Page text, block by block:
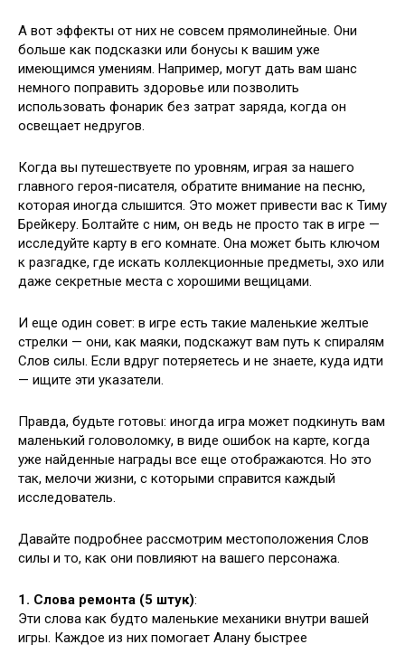
А вот эффекты от них не совсем прямолинейные. Они
больше как подсказки или бонусы к вашим уже
имеющимся умениям. Например, могут дать вам шанс
немного поправить здоровье или позволить
использовать фонарик без затрат заряда, когда он
освещает недругов.
Когда вы путешествуете по уровням, играя за нашего
главного героя-писателя, обратите внимание на песню,
которая иногда слышится. Это может привести вас к Тиму
Брейкеру. Болтайте с ним, он ведь не просто так в игре —
исследуйте карту в его комнате. Она может быть ключом
к разгадке, где искать коллекционные предметы, эхо или
даже секретные места с хорошими вещицами.
И еще один совет: в игре есть такие маленькие желтые
стрелки — они, как маяки, подскажут вам путь к спиралям
Слов силы. Если вдруг потеряетесь и не знаете, куда идти
— ищите эти указатели.
Правда, будьте готовы: иногда игра может подкинуть вам
маленький головоломку, в виде ошибок на карте, когда
уже найденные награды все еще отображаются. Но это
так, мелочи жизни, с которыми справится каждый
исследователь.
Давайте подробнее рассмотрим местоположения Слов
силы и то, как они повлияют на вашего персонажа.
1. Слова ремонта (5 штук):
Эти слова как будто маленькие механики внутри вашей
игры. Каждое из них помогает Алану быстрее